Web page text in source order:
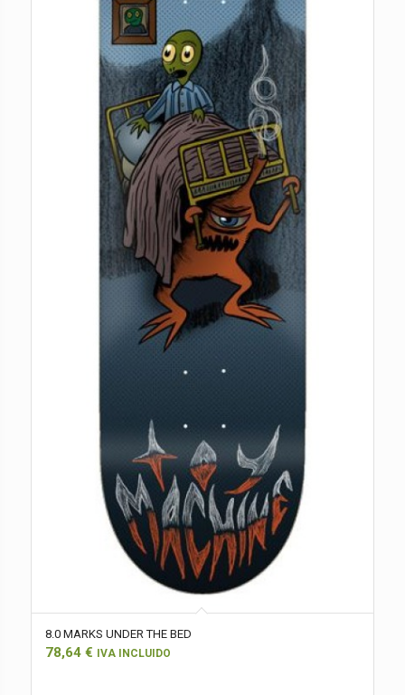
8.0 MARKS UNDER THE BED
78,64 € IVA INCLUIDO